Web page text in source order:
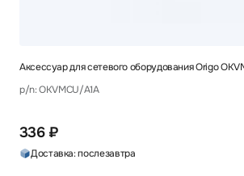
Аксессуар для сетевого оборудования Origo
p/n: OKVMCU/A1A
336 ₽
Доставка: послезавтра